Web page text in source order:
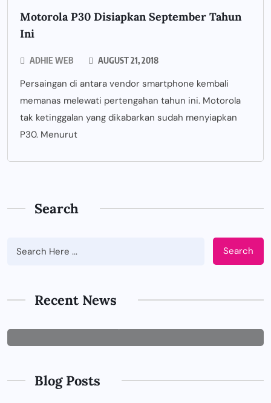
Motorola P30 Disiapkan September Tahun
Ini
ADHIE WEB AUGUST 21, 2018
Persaingan di antara vendor smartphone kembali
memanas melewati pertengahan tahun ini. Motorola
tak ketinggalan yang dikabarkan sudah menyiapkan
P30. Menurut
Search
Search
Recent News
Tepat untuk Perusahaan
Blog Posts